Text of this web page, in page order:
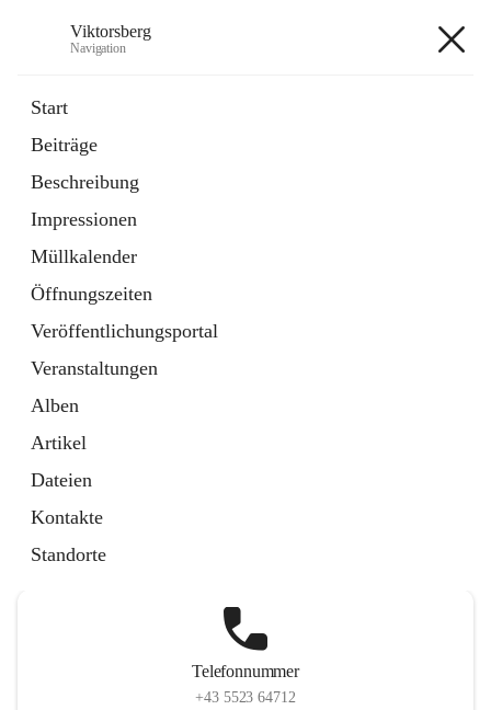
Viktorsberg
Navigation
Start
Beiträge
Beschreibung
Impressionen
Müllkalender
Öffnungszeiten
Veröffentlichungsportal
Veranstaltungen
Alben
Artikel
Dateien
Kontakte
Standorte
1 Schnellzugriff
Bürgerservice
10 Schnellzugriffe
Telefonnummer
+43 5523 64712